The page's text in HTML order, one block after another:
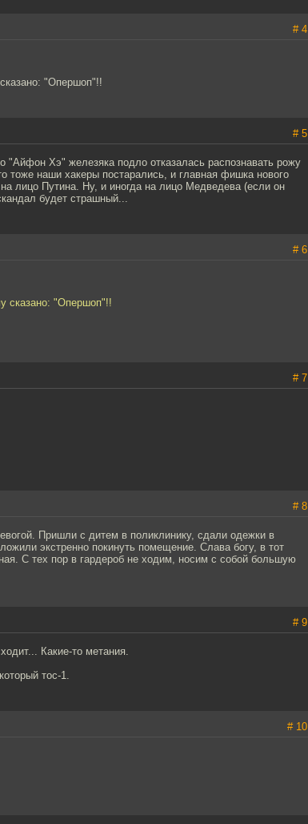
# 4
"Опершоп"!!
# 5
"Айфон Хэ" железяка подло отказалась распознавать рожу
тоже наши хакеры постарались, и главная фишка нового
лицо Путина. Ну, и иногда на лицо Медведева (если он
будет страшный...
# 6
сказано: "Опершоп"!!
# 7
# 8
Пришли с дитем в поликлинику, сдали одежки в
экстренно покинуть помещение. Слава богу, в тот
С тех пор в гардероб не ходим, носим с собой большую
# 9
Какие-то метания.
тос-1.
# 10